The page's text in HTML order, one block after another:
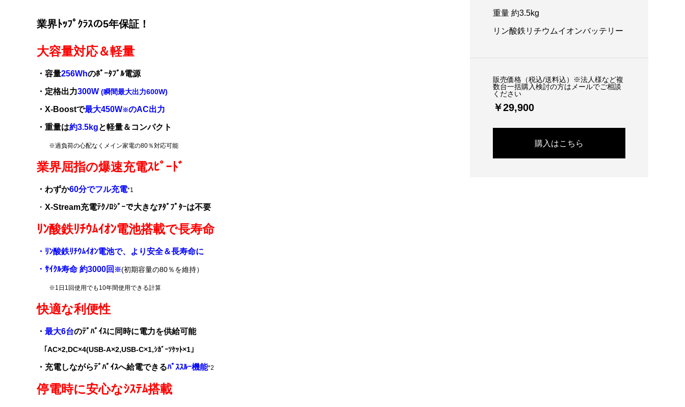
業界ﾄｯﾌﾟｸﾗｽの5年保証！
大容量対応＆軽量
・ 容量256Whのﾎﾟｰﾀﾌﾞﾙ電源
・定格出力300W (瞬間最大出力600W)
・X-Boostで最大450W※のAC出力
・ 重量は約3.5kgと軽量＆コンパクト
※過負荷の心配なくメイン家電の80％対応可能
業界屈指の爆速充電ｽﾋﾟｰﾄﾞ
・わずか60分でフル充電*1
・ X-Stream充電ﾃｸﾉﾛｼﾞｰで大きなｱﾀﾞﾌﾟﾀｰは不要
ﾘﾝ酸鉄ﾘﾁｳﾑｲｵﾝ電池搭載で長寿命
・ﾘﾝ酸鉄ﾘﾁｳﾑｲｵﾝ電池で、より安全＆長寿命に
・ｻｲｸﾙ寿命 約3000回 ※(初期容量の80％を維持）
※1日1回使用でも10年間使用できる計算
快適な利便性
・ 最大6台のﾃﾞﾊﾞｲｽに同時に電力を供給可能
｢AC×2,DC×4(USB-A×2,USB-C×1,ｼｶﾞｰｿｹｯﾄ×1｣
・充電しながらﾃﾞﾊﾞｲｽへ給電できるﾊﾟｽｽﾙｰ機能*2
停電時に安心なｼｽﾃﾑ搭載
重量 約3.5kg
リン酸鉄リチウムイオンバッテリー
販売価格（税込/送料込）※法人様など複
数台一括購入検討の方はメールでご相談
ください
￥29,900
購入はこちら